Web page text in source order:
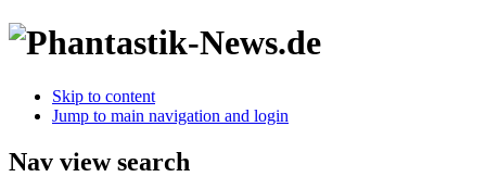
Skip to content
Jump to main navigation and login
Nav view search